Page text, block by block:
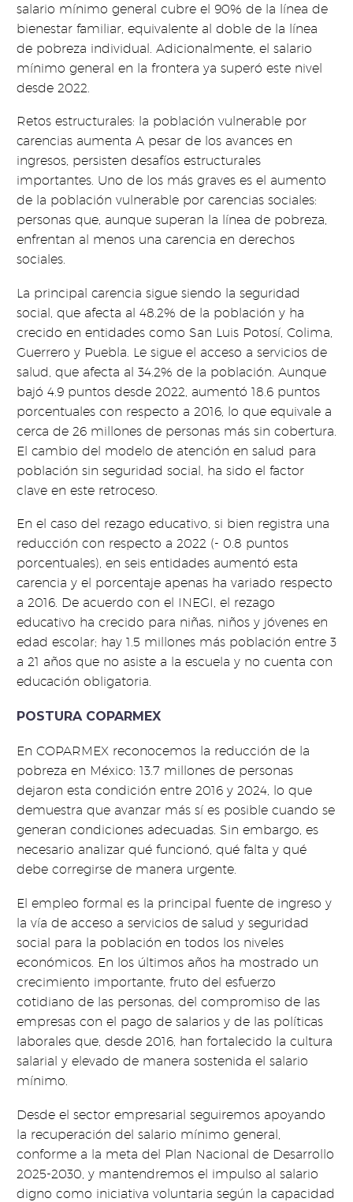
salario mínimo general cubre el 90% de la línea de
bienestar familiar, equivalente al doble de la línea
de pobreza individual. Adicionalmente, el salario
mínimo general en la frontera ya superó este nivel
desde 2022.
Retos estructurales: la población vulnerable por
carencias aumenta A pesar de los avances en
ingresos, persisten desafíos estructurales
importantes. Uno de los más graves es el aumento
de la población vulnerable por carencias sociales:
personas que, aunque superan la línea de pobreza,
enfrentan al menos una carencia en derechos
sociales.
La principal carencia sigue siendo la seguridad
social, que afecta al 48.2% de la población y ha
crecido en entidades como San Luis Potosí, Colima,
Guerrero y Puebla. Le sigue el acceso a servicios de
salud, que afecta al 34.2% de la población. Aunque
bajó 4.9 puntos desde 2022, aumentó 18.6 puntos
porcentuales con respecto a 2016, lo que equivale a
cerca de 26 millones de personas más sin cobertura.
El cambio del modelo de atención en salud para
población sin seguridad social, ha sido el factor
clave en este retroceso.
En el caso del rezago educativo, si bien registra una
reducción con respecto a 2022 (- 0.8 puntos
porcentuales), en seis entidades aumentó esta
carencia y el porcentaje apenas ha variado respecto
a 2016. De acuerdo con el INEGI, el rezago
educativo ha crecido para niñas, niños y jóvenes en
edad escolar; hay 1.5 millones más población entre 3
a 21 años que no asiste a la escuela y no cuenta con
educación obligatoria.
POSTURA COPARMEX
En COPARMEX reconocemos la reducción de la
pobreza en México: 13.7 millones de personas
dejaron esta condición entre 2016 y 2024, lo que
demuestra que avanzar más sí es posible cuando se
generan condiciones adecuadas. Sin embargo, es
necesario analizar qué funcionó, qué falta y qué
debe corregirse de manera urgente.
El empleo formal es la principal fuente de ingreso y
la vía de acceso a servicios de salud y seguridad
social para la población en todos los niveles
económicos. En los últimos años ha mostrado un
crecimiento importante, fruto del esfuerzo
cotidiano de las personas, del compromiso de las
empresas con el pago de salarios y de las políticas
laborales que, desde 2016, han fortalecido la cultura
salarial y elevado de manera sostenida el salario
mínimo.
Desde el sector empresarial seguiremos apoyando
la recuperación del salario mínimo general,
conforme a la meta del Plan Nacional de Desarrollo
2025-2030, y mantendremos el impulso al salario
digno como iniciativa voluntaria según la capacidad